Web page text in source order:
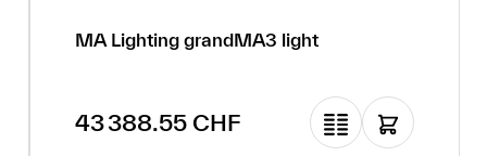
MA Lighting grandMA3 light
Prix régulier :
43 388.55 CHF